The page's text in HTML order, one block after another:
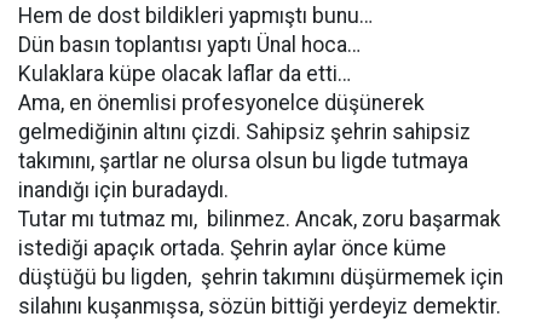
Hem de dost bildikleri yapmıştı bunu…
Dün basın toplantısı yaptı Ünal hoca…
Kulaklara küpe olacak laflar da etti…
Ama, en önemlisi profesyonelce düşünerek
gelmediğinin altını çizdi. Sahipsiz şehrin sahipsiz
takımını, şartlar ne olursa olsun bu ligde tutmaya
inandığı için buradaydı.
Tutar mı tutmaz mı, bilinmez. Ancak, zoru başarmak
istediği apaçık ortada. Şehrin aylar önce küme
düştüğü bu ligden, şehrin takımını düşürmemek için
silahını kuşanmışsa, sözün bittiği yerdeyiz demektir.